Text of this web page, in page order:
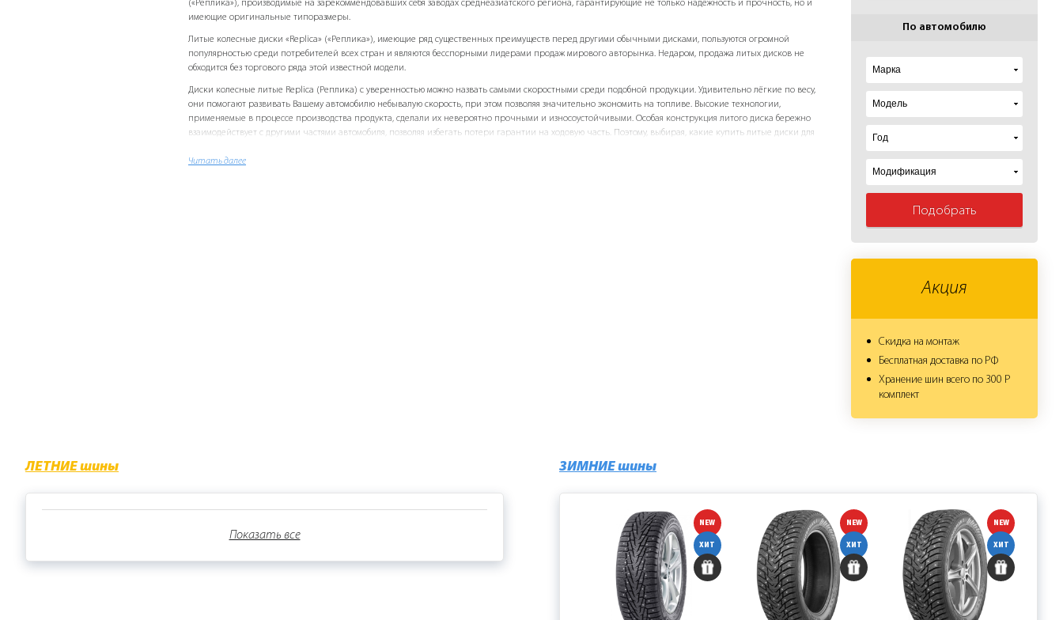
(«Реплика»), производимые на зарекоммендовавших себя заводах среднеазиатского региона, гарантирующие не только надёжность и прочность, но и
имеющие оригинальные типоразмеры.
Литые колесные диски «Replicа» («Реплика»), имеющие ряд существенных преимуществ перед другими обычными дисками, пользуются огромной
популярностью среди потребителей всех стран и являются бесспорными лидерами продаж мирового авторынка. Недаром, продажа литых дисков не
обходится без торгового ряда этой известной модели.
Диски колесные литые Replicа (Реплика) с уверенностью можно назвать самыми скоростными среди подобной продукции. Удивительно лёгкие по весу,
они помогают развивать Вашему автомобилю небывалую скорость, при этом позволяя значительно экономить на топливе. Высокие технологии,
применяемые в процессе производства продукта, сделали их невероятно прочными и износоустойчивыми. Особая конструкция литого диска бережно
взаимодействует с другими частями автомобиля, позволяя избегать потери гарантии на ходовую часть. Поэтому, выбирая, какие купить литые диски для
Читать далее
По автомобилю
Подобрать
Акция
Скидка на монтаж
Бесплатная доставка по РФ
Хранение шин всего по 300 Р
комплект
ЛЕТНИЕ шины
Показать все
ЗИМНИЕ шины
NEW
ХИТ
NEW
ХИТ
NEW
ХИТ